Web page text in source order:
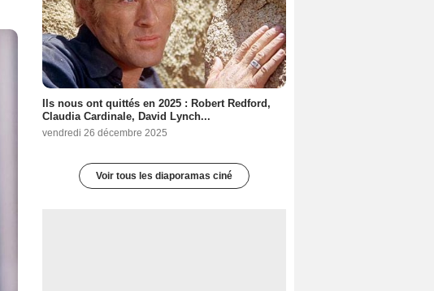
Ils nous ont quittés en 2025 : Robert Redford,
Claudia Cardinale, David Lynch...
vendredi 26 décembre 2025
Voir tous les diaporamas ciné